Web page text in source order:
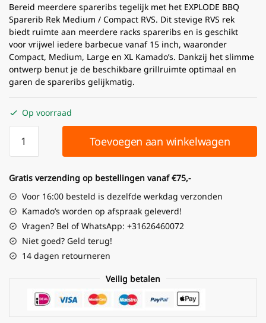
Bereid meerdere spareribs tegelijk met het EXPLODE BBQ
Sparerib Rek Medium / Compact RVS. Dit stevige RVS rek
biedt ruimte aan meerdere racks spareribs en is geschikt
voor vrijwel iedere barbecue vanaf 15 inch, waaronder
Compact, Medium, Large en XL Kamado’s. Dankzij het slimme
ontwerp benut je de beschikbare grillruimte optimaal en
garen de spareribs gelijkmatig.
Op voorraad
Toevoegen aan winkelwagen
Gratis verzending op bestellingen vanaf €75,-
Voor 16:00 besteld is dezelfde werkdag verzonden
Kamado’s worden op afspraak geleverd!
Vragen? Bel of WhatsApp: +31626460072
Niet goed? Geld terug!
14 dagen retourneren
Veilig betalen